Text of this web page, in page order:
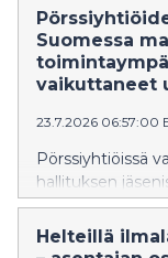
huomiota
huoltohistoriaan
Huolellinen
kaupantekoa voi
Suomessa
vaikuttaneet
23.7.2026 06:57:00
Pörssiyhtiöissä
hallituksen
keskimäärin 5,3
kolmesta
kokemusta
Helteillä